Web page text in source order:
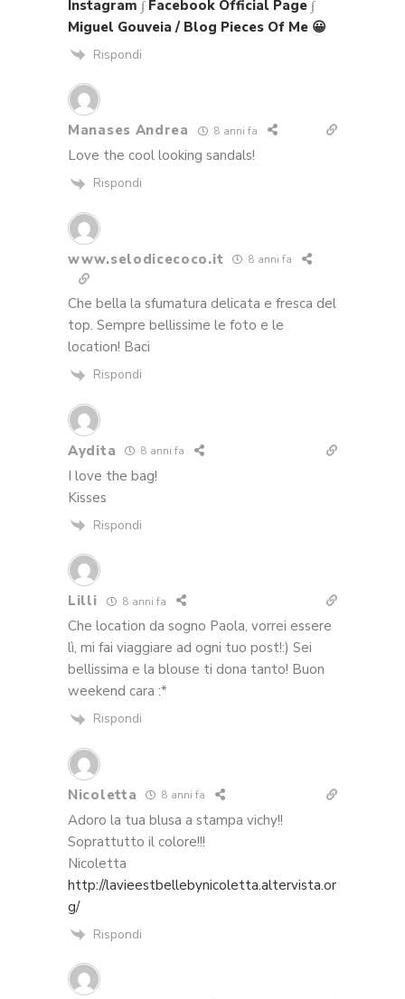
Instagram ∫ Facebook Official Page ∫
Miguel Gouveia / Blog Pieces Of Me 😀
Rispondi
Manases Andrea 8 anni fa
Love the cool looking sandals!
Rispondi
www.selodicecoco.it 8 anni fa
Che bella la sfumatura delicata e fresca del
top. Sempre bellissime le foto e le
location! Baci
Rispondi
Aydita 8 anni fa
I love the bag!
Kisses
Rispondi
Lilli 8 anni fa
Che location da sogno Paola, vorrei essere
lì, mi fai viaggiare ad ogni tuo post!:) Sei
bellissima e la blouse ti dona tanto! Buon
weekend cara :*
Rispondi
Nicoletta 8 anni fa
Adoro la tua blusa a stampa vichy!!
Soprattutto il colore!!!
Nicoletta
http://lavieestbellebynicoletta.altervista.or
g/
Rispondi